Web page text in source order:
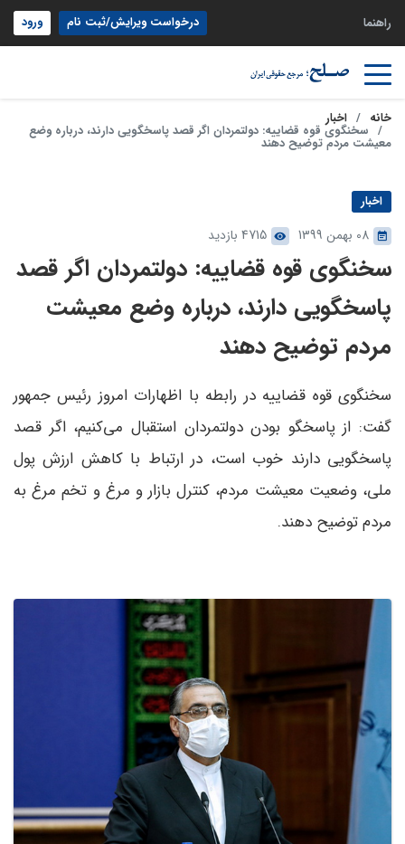
راهنما درخواست ویرایش/ثبت نام ورود
خانه اخبار
سخنگوی قوه قضاییه: دولتمردان اگر قصد پاسخگویی دارند، درباره وضع
معیشت مردم توضیح دهند
اخبار
08 بهمن 1399 4715 بازدید
سخنگوی قوه قضاییه: دولتمردان اگر قصد
پاسخگویی دارند، درباره وضع معیشت
مردم توضیح دهند
سخنگوی قوه قضاییه در رابطه با اظهارات امروز رئیس جمهور
گفت: از پاسخگو بودن دولتمردان استقبال می‌کنیم، اگر قصد
پاسخگویی دارند خوب است، در ارتباط با کاهش ارزش پول
ملی، وضعیت معیشت مردم، کنترل بازار و مرغ و تخم مرغ به
مردم توضیح دهند.